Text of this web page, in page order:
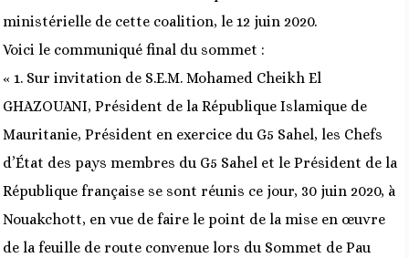
ministérielle de cette coalition, le 12 juin 2020.
Voici le communiqué final du sommet :
« 1. Sur invitation de S.E.M. Mohamed Cheikh El
GHAZOUANI, Président de la République Islamique de
Mauritanie, Président en exercice du G5 Sahel, les Chefs
d’État des pays membres du G5 Sahel et le Président de la
République française se sont réunis ce jour, 30 juin 2020, à
Nouakchott, en vue de faire le point de la mise en œuvre
de la feuille de route convenue lors du Sommet de Pau